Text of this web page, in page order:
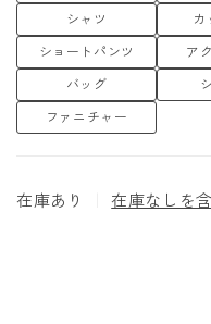
ア
バッグ
カ
ファニチャー
シャツ
ショートパンツ
在庫あり 在庫なしを